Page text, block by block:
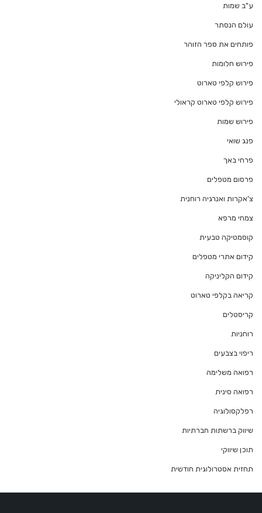
ע"ב שמות
עולם הנסתר
פותחים את ספר הזוהר
פירוש חלומות
פירוש קלפי טארוט
פירוש קלפי טארוט קראולי
פירוש שמות
פנג שואי
פרחי באך
פרסום מטפלים
צ'אקרות ואנרגיה רוחנית
צמחי מרפא
קוסמטיקה טבעית
קידום אתרי מטפלים
קידום הקליניקה
קריאה בקלפי טארוט
קריסטלים
רוחניות
ריפוי בצבעים
רפואה משלימה
רפואה סינית
רפלקסולוגיה
שיווק ברשתות חברתיות
תוכן שיווקי
תחזית אסטרולוגית חודשית